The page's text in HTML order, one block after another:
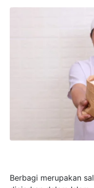
Berbagi merupakan